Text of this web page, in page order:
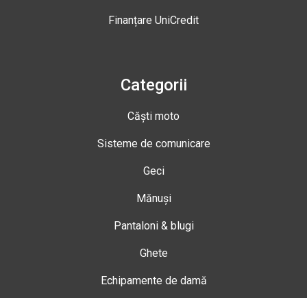
Finanțare UniCredit
Categorii
Căști moto
Sisteme de comunicare
Geci
Mănuși
Pantaloni & blugi
Ghete
Echipamente de damă